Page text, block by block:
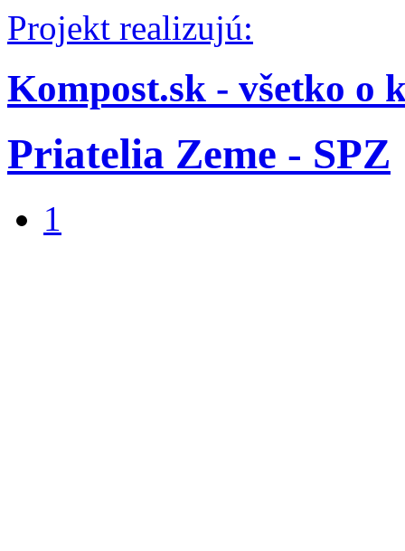
Projekt realizujú:
Kompost.sk - všetko o
Priatelia Zeme - SPZ
1